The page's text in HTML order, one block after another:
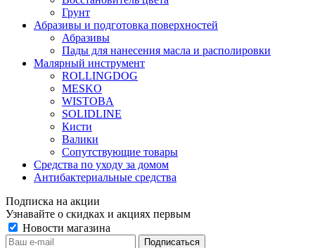
Грунт
Абразивы и подготовка поверхностей
Абразивы
Пады для нанесения масла и располировки
Малярный инструмент
ROLLINGDOG
MESKO
WISTOBA
SOLIDLINE
Кисти
Валики
Сопутствующие товары
Средства по уходу за домом
Антибактериальные средства
Подписка на акции
Узнавайте о скидках и акциях первым
Новости магазина